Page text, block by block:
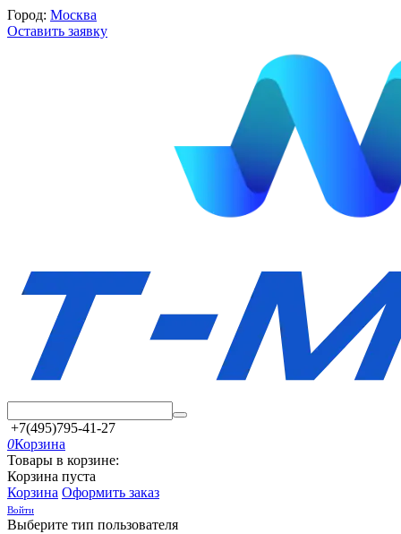
Город: Москва
Оставить заявку
+7(495)795-41-27
0Корзина
Товары в корзине:
Корзина пуста
Корзина Оформить заказ
Войти
Выберите тип пользователя